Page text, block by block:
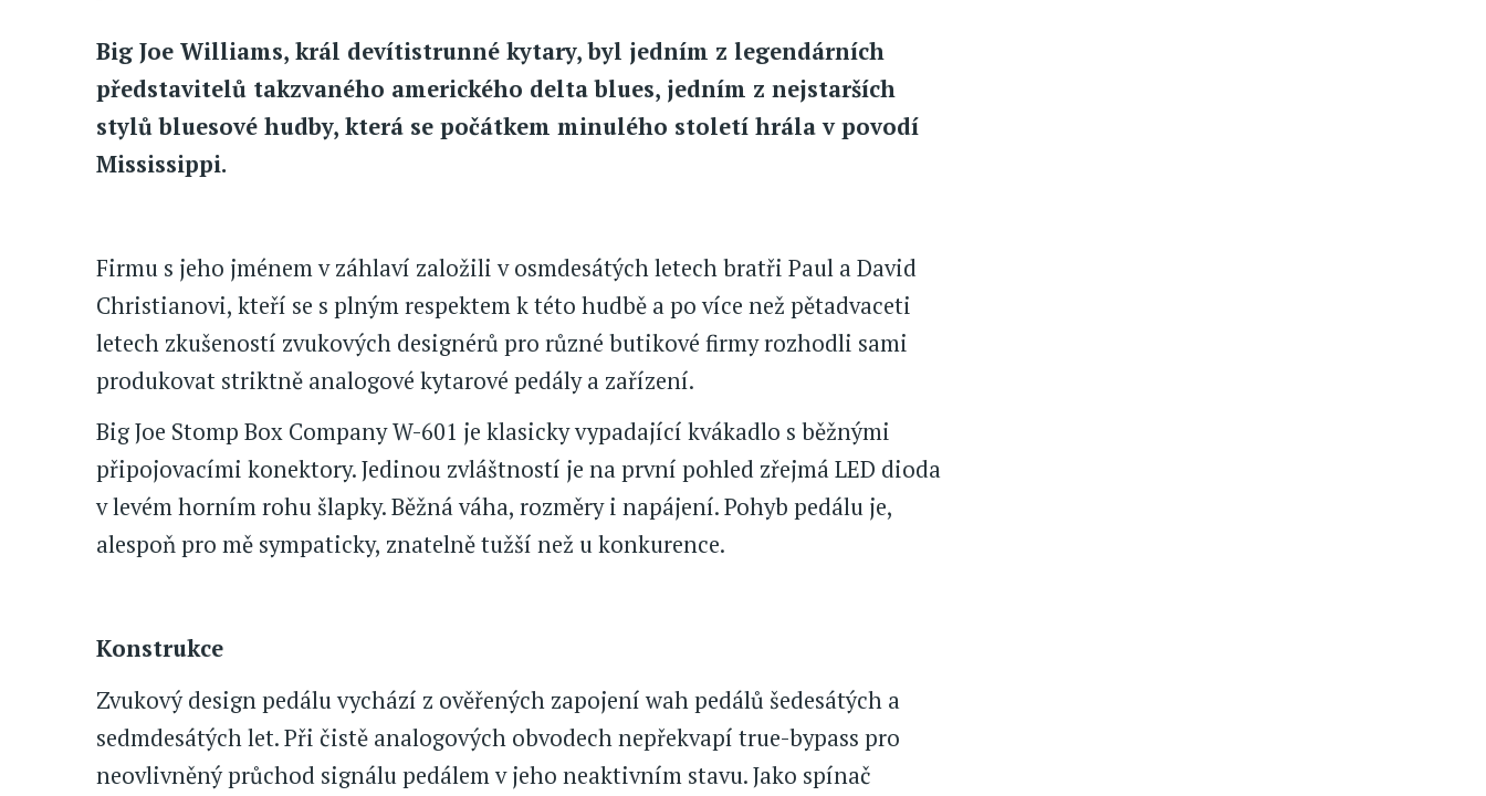
Big Joe Williams, král devítistrunné kytary, byl jedním z legendárních
představitelů takzvaného amerického delta blues, jedním z nejstarších
stylů bluesové hudby, která se počátkem minulého století hrála v povodí
Mississippi.
Firmu s jeho jménem v záhlaví založili v osmdesátých letech bratři Paul a David
Christianovi, kteří se s plným respektem k této hudbě a po více než pětadvaceti
letech zkušeností zvukových designérů pro různé butikové firmy rozhodli sami
produkovat striktně analogové kytarové pedály a zařízení.
Big Joe Stomp Box Company W-601 je klasicky vypadající kvákadlo s běžnými
připojovacími konektory. Jedinou zvláštností je na první pohled zřejmá LED dioda
v levém horním rohu šlapky. Běžná váha, rozměry i napájení. Pohyb pedálu je,
alespoň pro mě sympaticky, znatelně tužší než u konkurence.
Konstrukce
Zvukový design pedálu vychází z ověřených zapojení wah pedálů šedesátých a
sedmdesátých let. Při čistě analogových obvodech nepřekvapí true-bypass pro
neovlivněný průchod signálu pedálem v jeho neaktivním stavu. Jako spínač